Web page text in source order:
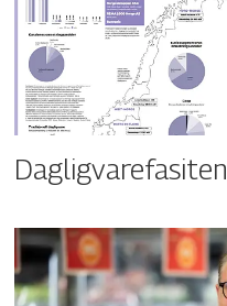
Dagligvarefasiten